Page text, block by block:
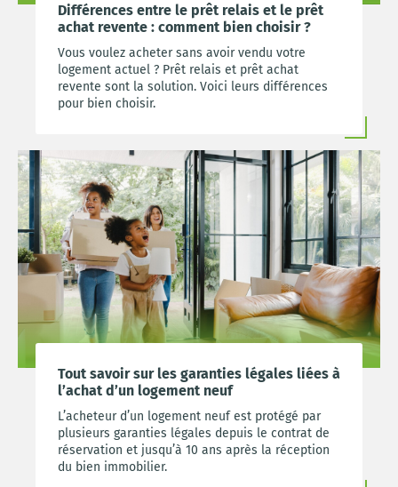
Différences entre le prêt relais et le prêt
achat revente : comment bien choisir ?
Vous voulez acheter sans avoir vendu votre
logement actuel ? Prêt relais et prêt achat
revente sont la solution. Voici leurs différences
pour bien choisir.
Tout savoir sur les garanties légales liées à
l’achat d’un logement neuf
L’acheteur d’un logement neuf est protégé par
plusieurs garanties légales depuis le contrat de
réservation et jusqu’à 10 ans après la réception
du bien immobilier.